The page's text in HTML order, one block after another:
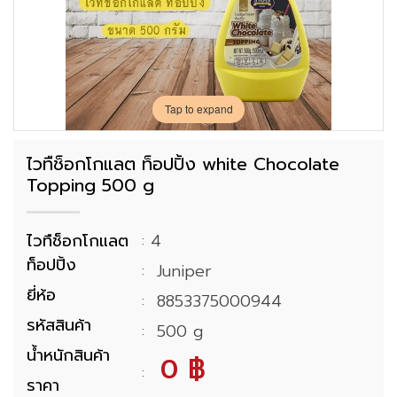
Tap to expand
ไวทืช็อกโกแลต ท็อปปิ้ง white Chocolate
Topping 500 g
ไวทืช็อกโกแลต
ท็อปปิ้ง
: 4
ยี่ห้อ
: Juniper
รหัสสินค้า
: 8853375000944
น้ำหนักสินค้า
: 500 g
ราคา : 0 ฿